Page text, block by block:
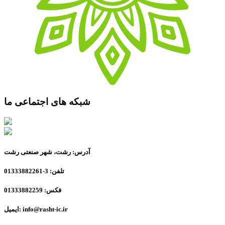
شبکه های اجتماعی ما
آدرس: رشت، شهر صنعتی رشت
تلفن: 3-01333882261
فکس: 01333882259
ایمیل: info@rasht-ic.ir